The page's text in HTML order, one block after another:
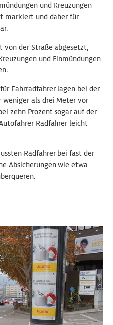
und Kreuzungen
markiert und daher für
von der Straße abgesetzt,
und Einmündungen
Fahrradfahrer lagen bei der
weniger als drei Meter vor
zehn Prozent sogar auf der
Radfahrer leicht
Radfahrer bei fast der
Absicherungen wie etwa